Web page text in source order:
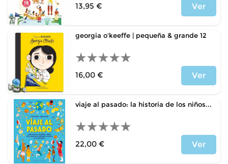
13,95 €
Ver
georgia o'keeffe | pequeña & grande 12
16,00 €
Ver
viaje al pasado: la historia de los niños...
22,00 €
Ver